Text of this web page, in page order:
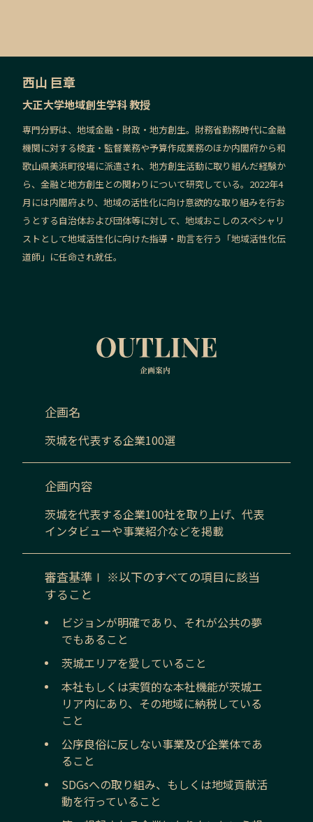
西山 巨章
大正大学地域創生学科 教授
専門分野は、地域金融・財政・地方創生。財務省勤務時代に金融
機関に対する検査・監督業務や予算作成業務のほか内閣府から和
歌山県美浜町役場に派遣され、地方創生活動に取り組んだ経験か
ら、金融と地方創生との関わりについて研究している。2022年4
月には内閣府より、地域の活性化に向け意欲的な取り組みを行お
うとする自治体および団体等に対して、地域おこしのスペシャリ
ストとして地域活性化に向けた指導・助言を行う「地域活性化伝
道師」に任命され就任。
企画名
茨城を代表する企業100選
企画内容
茨城を代表する企業100社を取り上げ、代表
インタビューや事業紹介などを掲載
審査基準Ⅰ ※以下のすべての項目に該当
すること
ビジョンが明確であり、それが公共の夢
でもあること
茨城エリアを愛していること
本社もしくは実質的な本社機能が茨城エ
リア内にあり、その地域に納税している
こと
公序良俗に反しない事業及び企業体であ
ること
SDGsへの取り組み、もしくは地域貢献活
動を行っていること